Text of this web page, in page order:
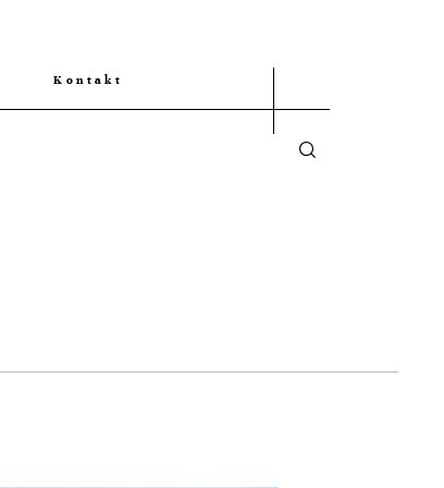
Kontakt